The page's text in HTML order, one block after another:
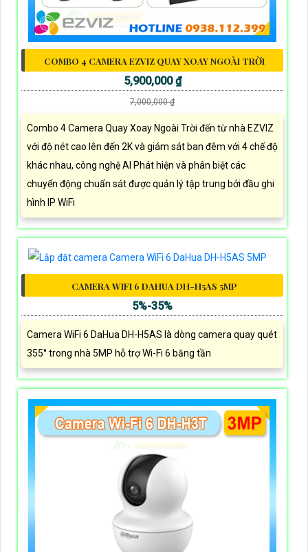
COMBO 4 CAMERA EZVIZ QUAY XOAY NGOÀI TRỜI
5,900,000 ₫
7,000,000 ₫
Combo 4 Camera Quay Xoay Ngoài Trời đến từ nhà EZVIZ
với độ nét cao lên đến 2K và giám sát ban đêm với 4 chế độ
khác nhau, công nghệ AI Phát hiện và phân biệt các
chuyển động chuẩn sát được quản lý tập trung bởi đầu ghi
hình IP WiFi
CAMERA WIFI 6 DAHUA DH-H5AS 5MP
5%-35%
Camera WiFi 6 DaHua DH-H5AS là dòng camera quay quét
355° trong nhà 5MP hỗ trợ Wi-Fi 6 băng tần